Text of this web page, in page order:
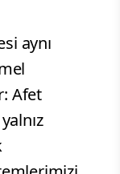
aynı
Afet